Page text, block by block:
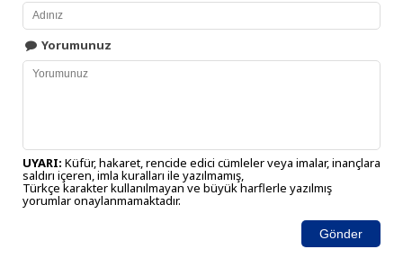
Yorumunuz
UYARI: Küfür, hakaret, rencide edici cümleler veya imalar, inançlara
saldırı içeren, imla kuralları ile yazılmamış,
Türkçe karakter kullanılmayan ve büyük harflerle yazılmış
yorumlar onaylanmamaktadır.
Gönder